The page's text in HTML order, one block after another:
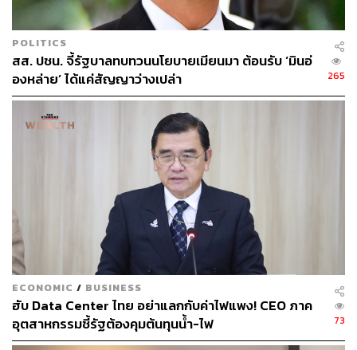
สิ่งที่น่ากังวลในขณะนี้คือ ผลกระทบไม่ได้เกิดขึ้นเฉพาะวิกฤต
พลังงานเท่านั้น แต่จะซ้อนทับกับปัญหาอื่นที่ภาค
อุตสาหกรรมไทยเผชิญอยู่แล้ว
ทั้งกำลังซื้อในประเทศที่ยังเปราะบาง และการแข่งขันจาก
สินค้านำเข้า ซึ่งส่งผลกระทบต่อผู้ประกอบการเอสเอ็มอี
(SMEs) ที่มีความสามารถในการรับแรงกระแทกจำกัด
เตือนผู้ประกอบการรับมือสหรัฐฯรีดภาษี 301
ขณะที่ล่าสุดไทยยังมีความเสี่ยงเพิ่มในเรื่องความไม่แน่นอน
จากมาตรการภาษีสหรัฐฯ หลังสำนักงานผู้แทนการค้า
สหรัฐอเมริกา (USTR) เสนอเก็บภาษีไทยภายใต้มาตรการ
301 ในอัตรา 12.5% ซึ่งอาจกระทบต่อการส่งออกของไทยใน
ระยะต่อไป ต้องติดตามอย่างใกล้ชิด
POLITICS
สส. ปชน. จี้รัฐบาลทบทวนนโยบายเมียนมา ต้อนรับ ‘มินอ่
องหล่าย’ ได้แค่สัญญาว่างเปล่า
265
ECONOMIC / BUSINESS
ฮับ Data Center ไทย อย่าแลกกับค่าไฟแพง! CEO ภาค
อุตสาหกรรมชี้รัฐต้องคุมต้นทุนน้ำ-ไฟ
73